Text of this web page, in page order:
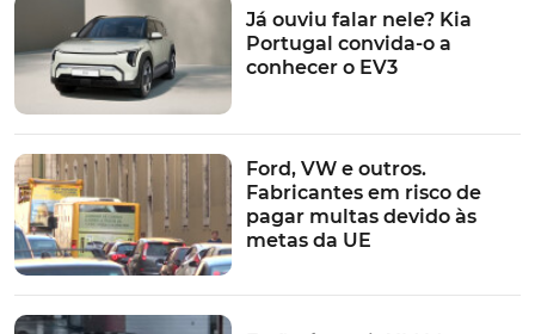
Já ouviu falar nele? Kia
Portugal convida-o a
conhecer o EV3
Ford, VW e outros.
Fabricantes em risco de
pagar multas devido às
metas da UE